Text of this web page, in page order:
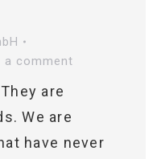
a comment
are
We are
have never